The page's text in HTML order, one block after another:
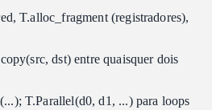
T.alloc_fragment (registradores),
dst) entre quaisquer dois
T.Parallel(d0, d1, ...) para loops